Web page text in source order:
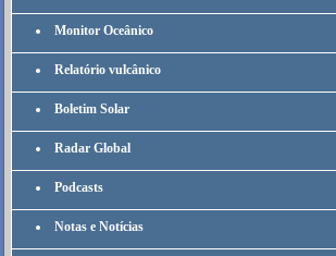
Monitor Oceânico
Relatório vulcânico
Boletim Solar
Radar Global
Podcasts
Notas e Notícias